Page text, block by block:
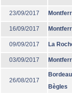
23/09/2017
16/09/2017
09/09/2017 La
03/09/2017
26/08/2017
Bègles